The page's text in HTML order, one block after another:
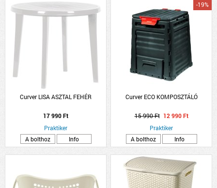
Curver LISA ASZTAL FEHÉR
17 990 Ft
Praktiker
A bolthoz
Info
Curver ECO KOMPOSZTÁLÓ
-19%
15 990 Ft 12 990 Ft
Praktiker
A bolthoz
Info